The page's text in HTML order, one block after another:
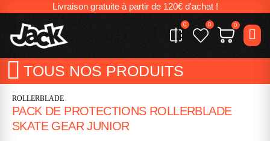
Livraison gratuite à partir de 120€ d'achat !
0 0 0
TOUS NOS PRODUITS
ROLLERBLADE
PACK DE PROTECTIONS ROLLERBLADE
SKATE GEAR JUNIOR